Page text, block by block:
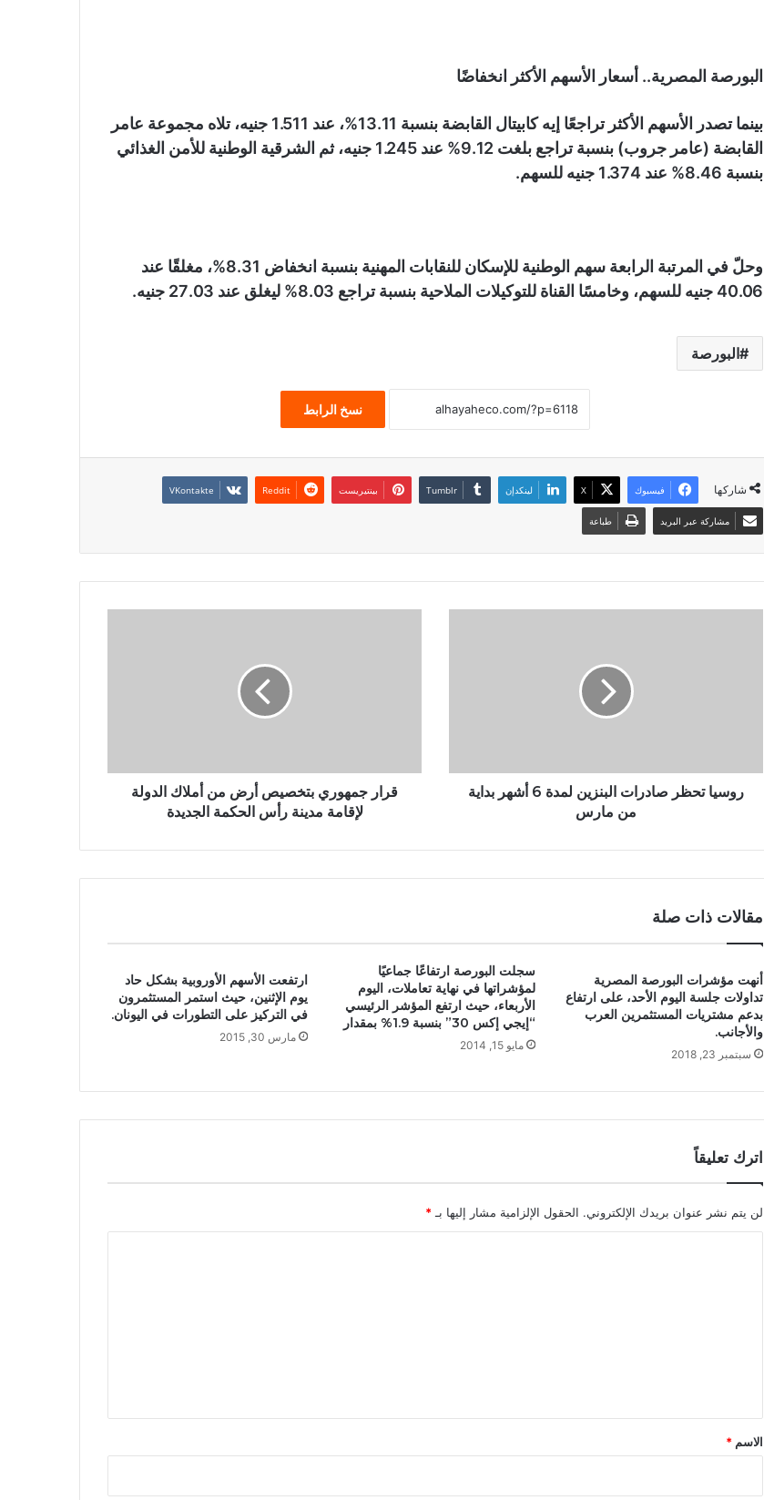
البورصة المصرية.. أسعار الأسهم الأكثر انخفاضًا
بينما تصدر الأسهم الأكثر تراجعًا إيه كابيتال القابضة بنسبة 13.11%، عند 1.511 جنيه، تلاه مجموعة عامر
القابضة (عامر جروب) بنسبة تراجع بلغت 9.12% عند 1.245 جنيه، ثم الشرقية الوطنية للأمن الغذائي
بنسبة 8.46% عند 1.374 جنيه للسهم.
وحلّ في المرتبة الرابعة سهم الوطنية للإسكان للنقابات المهنية بنسبة انخفاض 8.31%، مغلقًا عند
40.06 جنيه للسهم، وخامسًا القناة للتوكيلات الملاحية بنسبة تراجع 8.03% ليغلق عند 27.03 جنيه.
البورصة
نسخ الرابط
شاركها فيسبوك X لينكدإن بينتيريست
مشاركة عبر البريد طباعة
روسيا تحظر صادرات البنزين لمدة 6 أشهر بداية
من مارس
قرار جمهوري بتخصيص أرض من أملاك الدولة
لإقامة مدينة رأس الحكمة الجديدة
مقالات ذات صلة
أنهت مؤشرات البورصة المصرية
تداولات جلسة اليوم الأحد، على ارتفاع
بدعم مشتريات المستثمرين العرب
والأجانب.
سبتمبر 23, 2018
سجلت البورصة ارتفاعًا جماعيًا
لمؤشراتها في نهاية تعاملات، اليوم
الأربعاء، حيث ارتفع المؤشر الرئيسي
“إيجي إكس 30” بنسبة 1.9% بمقدار
مايو 15, 2014
ارتفعت الأسهم الأوروبية بشكل حاد
يوم الإثنين، حيث استمر المستثمرون
في التركيز على التطورات في اليونان.
مارس 30, 2015
اترك تعليقاً
لن يتم نشر عنوان بريدك الإلكتروني. الحقول الإلزامية مشار إليها بـ *
*
الاسم *